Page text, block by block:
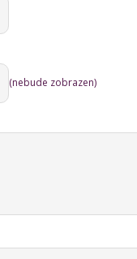
(nebude zobrazen)